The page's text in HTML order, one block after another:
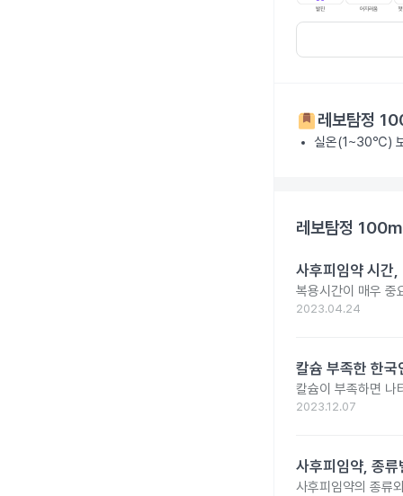
레보탐정
실온(1~30℃)
레보탐정
사후피임약 시간
복용시간이 매우 중
2023.04.24
칼슘 부족한 한
칼슘이 부족하면 나
2023.12.07
사후피임약, 종
사후피임약의 종류